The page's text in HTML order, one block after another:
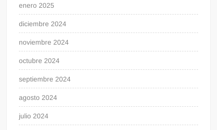
enero 2025
diciembre 2024
noviembre 2024
octubre 2024
septiembre 2024
agosto 2024
julio 2024